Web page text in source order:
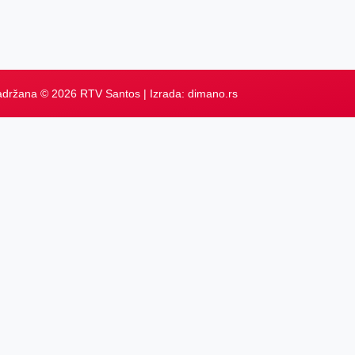
© 2026 RTV Santos | Izrada: dimano.rs